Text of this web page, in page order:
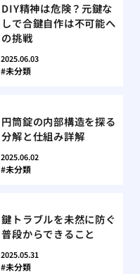
DIY精神は危険？元鍵な
しで合鍵自作は不可能へ
の挑戦
2025.06.03
未分類
円筒錠の内部構造を探る
分解と仕組み詳解
2025.06.02
未分類
鍵トラブルを未然に防ぐ
普段からできること
2025.05.31
未分類